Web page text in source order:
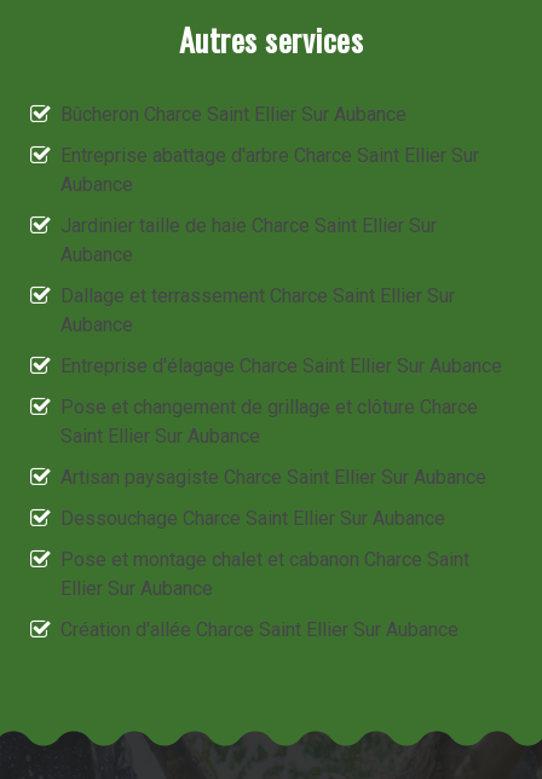
Autres services
Bûcheron Charce Saint Ellier Sur Aubance
Entreprise abattage d'arbre Charce Saint Ellier Sur
Aubance
Jardinier taille de haie Charce Saint Ellier Sur
Aubance
Dallage et terrassement Charce Saint Ellier Sur
Aubance
Entreprise d'élagage Charce Saint Ellier Sur Aubance
Pose et changement de grillage et clôture Charce
Saint Ellier Sur Aubance
Artisan paysagiste Charce Saint Ellier Sur Aubance
Dessouchage Charce Saint Ellier Sur Aubance
Pose et montage chalet et cabanon Charce Saint
Ellier Sur Aubance
Création d'allée Charce Saint Ellier Sur Aubance